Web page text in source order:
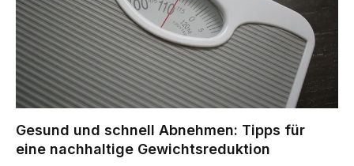
Gesund und schnell Abnehmen: Tipps für
eine nachhaltige Gewichtsreduktion